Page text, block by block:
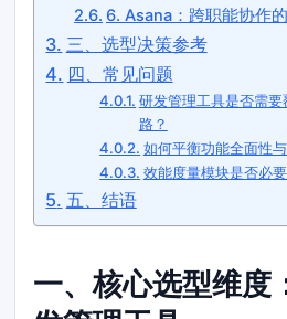
6. Asana：跨职能协作
三、选型决策参考
四、常见问题
研发管理工具是否需
路？
如何平衡功能全面性
效能度量模块是否必要
五、结语
一、核心选型维度